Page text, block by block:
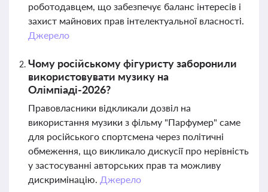
роботодавцем, що забезпечує баланс інтересів і
захист майнових прав інтелектуальної власності.
Джерело
Чому російському фігуристу заборонили
використовувати музику на
Олімпіаді-2026?
Правовласники відкликали дозвіл на
використання музики з фільму "Парфумер" саме
для російського спортсмена через політичні
обмеження, що викликало дискусії про нерівність
у застосуванні авторських прав та можливу
дискримінацію. Джерело